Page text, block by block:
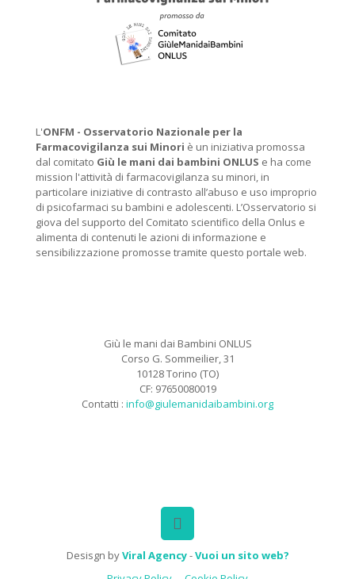
L'ONFM - Osservatorio Nazionale per la
Farmacovigilanza sui Minori è un iniziativa promossa
dal comitato Giù le mani dai bambini ONLUS e ha come
mission l'attività di farmacovigilanza su minori, in
particolare iniziative di contrasto all’abuso e uso improprio
di psicofarmaci su bambini e adolescenti. L’Osservatorio si
giova del supporto del Comitato scientifico della Onlus e
alimenta di contenuti le azioni di informazione e
sensibilizzazione promosse tramite questo portale web.
Giù le mani dai Bambini ONLUS
Corso G. Sommeilier, 31
10128 Torino (TO)
CF: 97650080019
Contatti : info@giulemanidaibambini.org
Desisgn byViral Agency-Vuoi un sito web?